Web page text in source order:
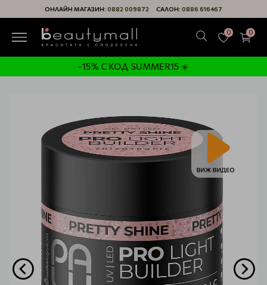
ОНЛАЙН МАГАЗИН: 0882 009872 САЛОН: 0886 616467
0 0
-15% С КОД SUMMER15 ☀️